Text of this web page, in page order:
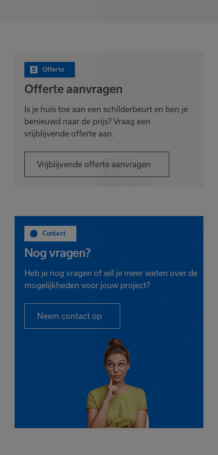
Offerte
Offerte aanvragen
Is je huis toe aan een schilderbeurt en ben je
benieuwd naar de prijs? Vraag een
vrijblijvende offerte aan.
Vrijblijvende offerte aanvragen
Contact
Nog vragen?
Heb je nog vragen of wil je meer weten over de
mogelijkheden voor jouw project?
Neem contact op